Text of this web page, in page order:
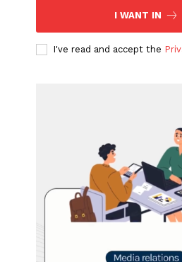
I WANT IN
I've read and accept the